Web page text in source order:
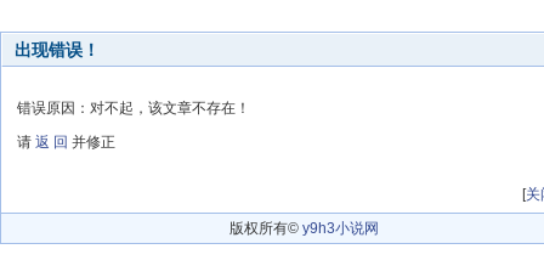
出现错误！
错误原因：对不起，该文章不存在！
请 返 回 并修正
[关
版权所有© y9h3小说网